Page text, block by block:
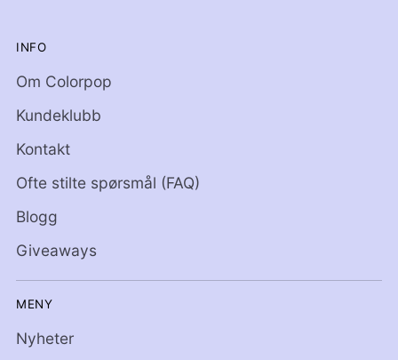
INFO
Om Colorpop
Kundeklubb
Kontakt
Ofte stilte spørsmål (FAQ)
Blogg
Giveaways
MENY
Nyheter